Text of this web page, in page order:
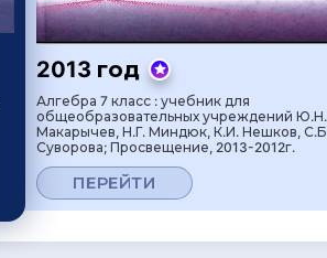
2013 год
Алгебра 7 класс : учебник для
общеобразовательных учреждений Ю.Н.
Макарычев, Н.Г. Миндюк, К.И. Нешков,
Суворова; Просвещение, 2013-2012г.
ПЕРЕЙТИ